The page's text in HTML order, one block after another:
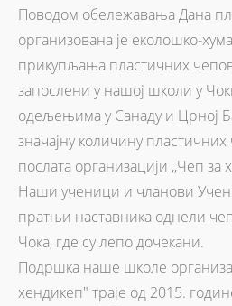
Поводом обележавања Дана
организована је еколошко-
прикупљања пластичних
запослени у нашој школи у
одељењима у Санаду и Црној
значајну количину пластичних
послата организацији ,,Чеп за
Наши ученици и чланови
пратњи наставника однели
Чока, где су лепо дочекани.
Подршка наше школе
хендикеп" траје од 2015.